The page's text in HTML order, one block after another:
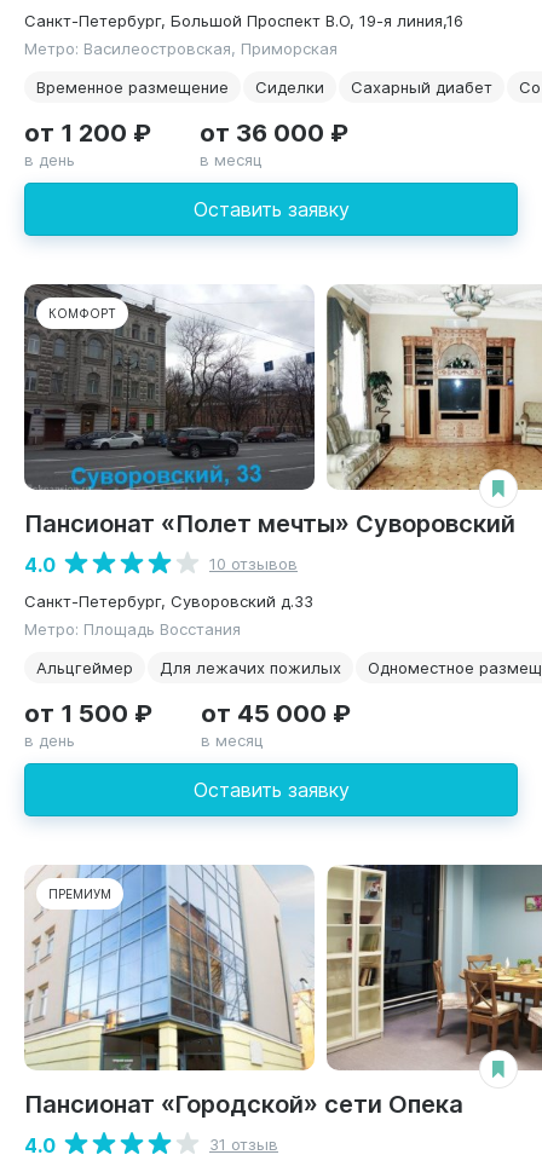
Санкт-Петербург, Большой Проспект В.О, 19-я линия,16
Метро: Василеостровская, Приморская
Временное размещение
Сиделки Сахарный диабет
Оставить заявку
от 1 200 ₽
в день
от 36 000 ₽
в месяц
КОМФОРТ
Пансионат «Полет мечты» Суворовский
4.0
10 отзывов
Санкт-Петербург, Суворовский д.33
Метро: Площадь Восстания
Альцгеймер
Для лежачих пожилых Одноместное
Оставить заявку
от 1 500 ₽
в день
от 45 000 ₽
в месяц
ПРЕМИУМ
Пансионат «Городской» сети Опека
4.0
31 отзыв